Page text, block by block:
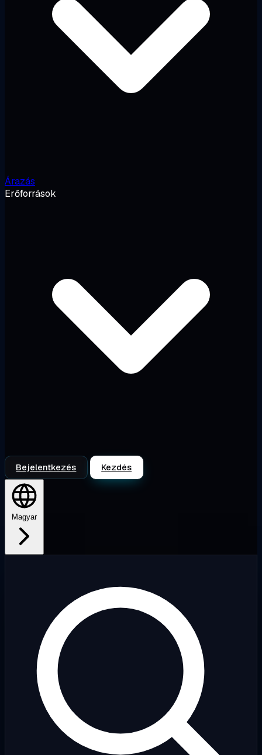
Árazás
Erőforrások
Bejelentkezés Kezdés
Magyar